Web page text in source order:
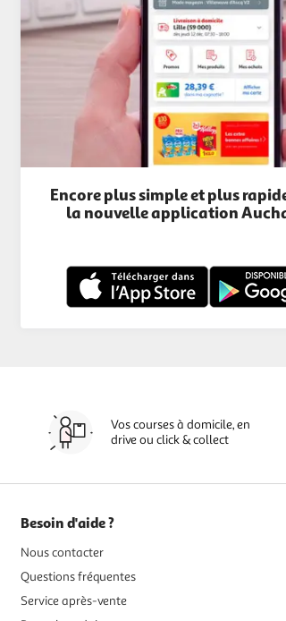
Encore plus simple et plus
la nouvelle application
Vos courses à domicile, en
drive ou click & collect
Besoin d'aide ?
Nous contacter
Questions fréquentes
Service après-vente